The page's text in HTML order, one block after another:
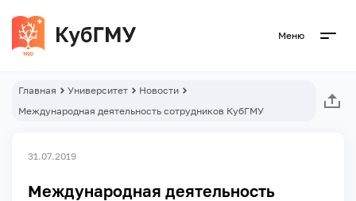
Меню
Главная Университет
Новости
Международная деятельность сотрудников КубГМУ
31.07.2019
Международная деятельность